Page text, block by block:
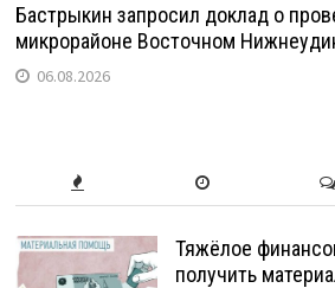
Бастрыкин запросил доклад о
микрорайоне Восточном
06.08.2026
Тяжёлое
получить